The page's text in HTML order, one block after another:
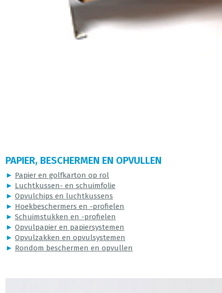
PAPIER, BESCHERMEN EN OPVULLEN
► Papier en golfkarton op rol
► Luchtkussen- en schuimfolie
► Opvulchips en luchtkussens
► Hoekbeschermers en -profielen
► Schuimstukken en -profielen
► Opvulpapier en papiersystemen
► Opvulzakken en opvulsystemen
► Rondom beschermen en opvullen